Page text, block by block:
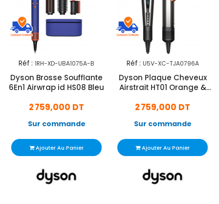
Réf : 1RH-XD-UBA1075A-B
Dyson Brosse Soufflante
6En1 Airwrap id HS08 Bleu
2 759,000 DT
Sur commande
Ajouter Au Panier
Réf : U5V-XC-TJA0796A
Dyson Plaque Cheveux
Airstrait HT01 Orange &
2 759,000 DT
Sur commande
Ajouter Au Panier